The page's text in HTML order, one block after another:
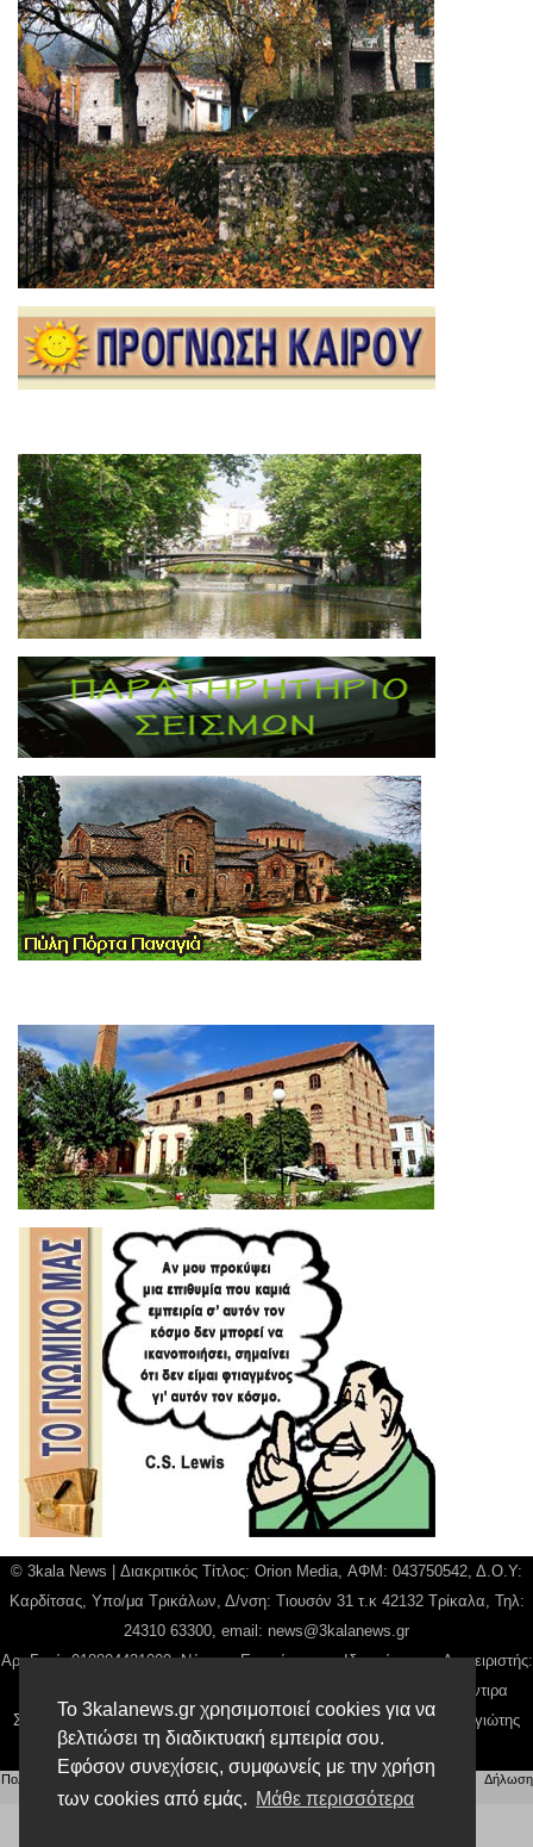
Το 3kalanews.gr χρησιμοποιεί cookies για να
βελτιώσει τη διαδικτυακή εμπειρία σου.
Εφόσον συνεχίσεις, συμφωνείς με την χρήση
των cookies από εμάς. Μάθε περισσότερα
© 3kala News | Διακριτικός Τίτλος: Orion Media, ΑΦΜ: 043750542, Δ.Ο.Υ:
Καρδίτσας, Υπο/μα Τρικάλων, Δ/νση: Τιουσόν 31 τ.κ 42132 Τρίκαλα, Τηλ:
24310 63300, email: news@3kalanews.gr
Αρ. Γεμή: 018804431000, Νόμιμος Εκπρόσωπος, Ιδιοκτήτης και Διαχειριστής:
Παναγιώτης Φιλίππου, Διευθύντρια: Γιαννουσά Βασιλική, Διευθύντιρα
Σύνταξης: Μπαλαμπάνη Βασιλική. Δικαιούχος domain name Παναγιώτης
Φιλίππου
Πολιτική απορρήτου Αίτηση Διαχείρισης Προσωπικών Δεδομένων |Όροι χρήσης
Δήλωση
Συμμόρφωσης